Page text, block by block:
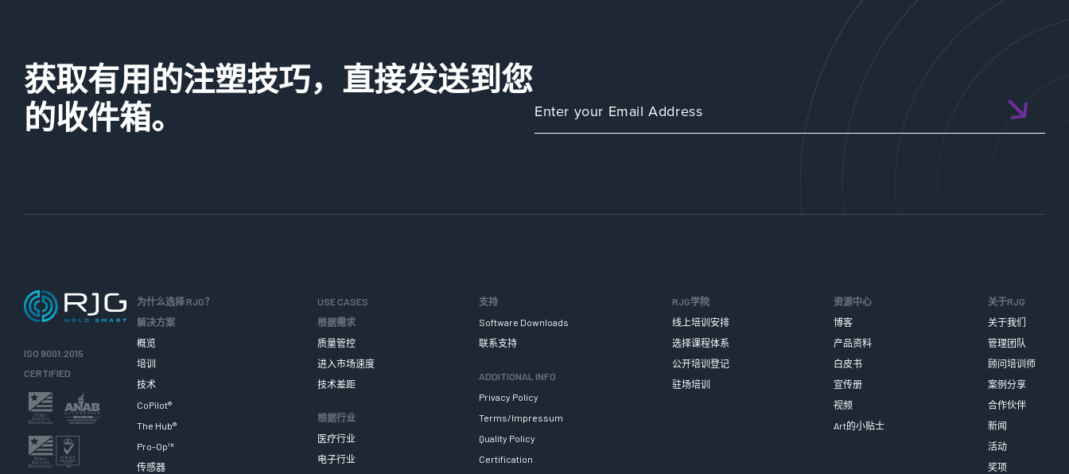
获取有用的注塑技巧，直接发送到您
的收件箱。
ISO 9001:2015
CERTIFIED
为什么选择 RJG？
解决方案
概览
培训
技术
CoPilot®
The Hub®
Pro-Op™
传感器
USE CASES
根据需求
质量管控
进入市场速度
技术差距
根据行业
医疗行业
电子行业
支持
Software Downloads
联系支持
ADDITIONAL INFO
Privacy Policy
Terms/Impressum
Quality Policy
Certification
RJG学院
线上培训安排
选择课程体系
公开培训登记
驻场培训
资源中心
博客
产品资料
白皮书
宣传册
视频
Art的小贴士
关于RJG
关于我们
管理团队
顾问培训师
案例分享
合作伙伴
新闻
活动
奖项